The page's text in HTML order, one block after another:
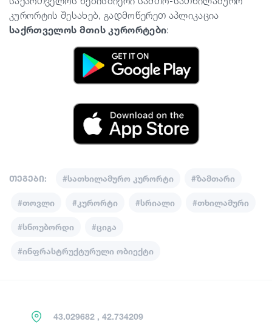
კურორტის შესახებ, გადმოწერეთ აპლიკაცია
საქრთველოს მთის კურორტები:
თეგები: #სათხილამურო კურორტი #ზამთარი
#თოვლი #კურორტი #სრიალი #თხილამური
#სნოუბორდი #ციგა
#ინფრასტრუქტურული ობიექტი
43.029682 , 42.734209